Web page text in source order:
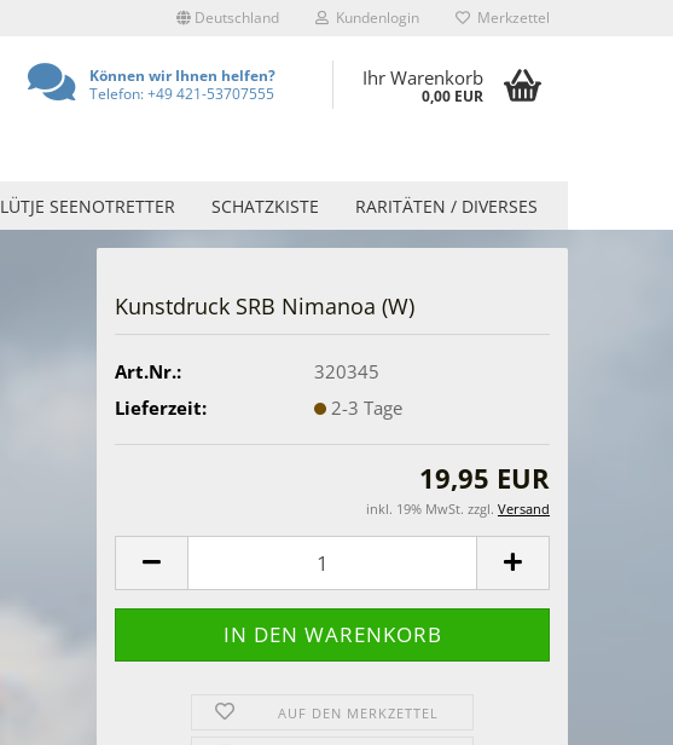
Deutschland Kundenlogin Merkzettel
Können wir Ihnen helfen?
Telefon: +49 421-53707555
Ihr Warenkorb
0,00 EUR
LÜTJE SEENOTRETTER SCHATZKISTE RARITÄTEN / DIVERSES
Kunstdruck SRB Nimanoa (W)
Art.Nr.:
320345
Lieferzeit:
2-3 Tage
19,95 EUR
inkl. 19% MwSt. zzgl. Versand
AUF DEN MERKZETTEL